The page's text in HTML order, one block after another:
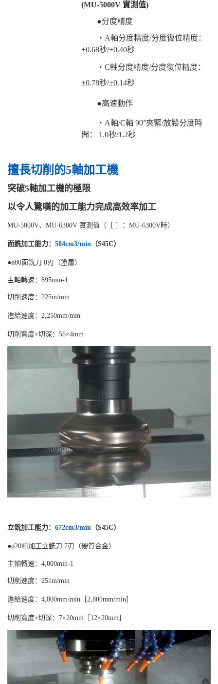
(MU-5000V 實測值)
●分度精度
・A軸分度精度/分度復位精度：
±0.68秒/±0.40秒
・C軸分度精度/分度復位精度：
±0.78秒/±0.14秒
●高速動作
・A軸/C軸 90°夾緊/放鬆分度時
間： 1.0秒/1.2秒
擅長切削的5軸加工機
突破5軸加工機的極限
以令人驚嘆的加工能力完成高效率加工
MU-5000V、MU-6300V 實測值（［ ］：MU-6300V時）
面銑加工能力： 504cm3/min （S45C）
●ø80面銑刀 8刃（塗層）
主軸轉速：895min-1
切削速度：225m/min
進給速度：2,250mm/min
切削寬度×切深：56×4mm
立銑加工能力： 672cm3/min （S45C）
●ø20粗加工立銑刀 7刃（硬質合金）
主軸轉速：4,000min-1
切削速度：251m/min
進給速度：4,800mm/min［2,800mm/min］
切削寬度×切深：7×20mm［12×20mm］